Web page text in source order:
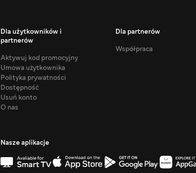
Dla użytkowników i
partnerów
Aktywuj kod promocyjny
Umowa użytkownika
Polityka prywatności
Dostępność
Usuń konto
O nas
Dla partnerów
Współpraca
Nasze aplikacje